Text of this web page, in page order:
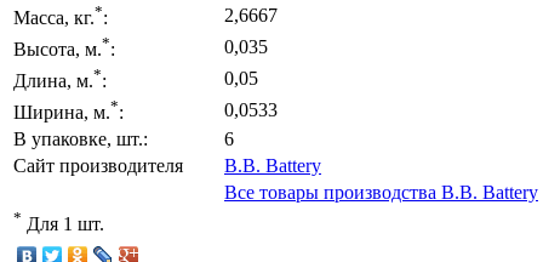
Масса, кг.*:
2,6667
Высота, м.*:
0,035
Длина, м.*:
0,05
Ширина, м.*:
0,0533
В упаковке, шт.:
6
Сайт производителя
B.B. Battery
Все товары производства B.B. Battery
* Для 1 шт.